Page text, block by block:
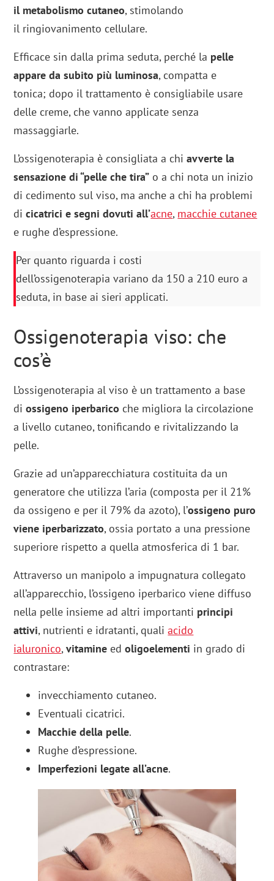
il metabolismo cutaneo, stimolando
il ringiovanimento cellulare.
Efficace sin dalla prima seduta, perché la pelle
appare da subito più luminosa, compatta e
tonica; dopo il trattamento è consigliabile usare
delle creme, che vanno applicate senza
massaggiarle.
L’ossigenoterapia è consigliata a chiavverte la
sensazione di “pelle che tira” o a chi nota un inizio
di cedimento sul viso, ma anche a chi ha problemi
dicicatrici e segni dovuti all’acne, macchie cutanee
e rughe d’espressione.
Per quanto riguarda i costi
dell’ossigenoterapia variano da 150 a 210 euro a
seduta, in base ai sieri applicati.
Ossigenoterapia viso: che
cos’è
L’ossigenoterapia al viso è un trattamento a base
diossigeno iperbarico che migliora la circolazione
a livello cutaneo, tonificando e rivitalizzando la
pelle.
Grazie ad un’apparecchiatura costituita da un
generatore che utilizza l’aria (composta per il 21%
da ossigeno e per il 79% da azoto), l’ossigeno puro
viene iperbarizzato, ossia portato a una pressione
superiore rispetto a quella atmosferica di 1 bar.
Attraverso un manipolo a impugnatura collegato
all’apparecchio, l’ossigeno iperbarico viene diffuso
nella pelle insieme ad altri importanti principi
attivi, nutrienti e idratanti, qualiacido
ialuronico,vitamine edoligoelementi in grado di
contrastare:
invecchiamento cutaneo.
Eventuali cicatrici.
Macchie della pelle.
Rughe d’espressione.
Imperfezioni legate all’acne.